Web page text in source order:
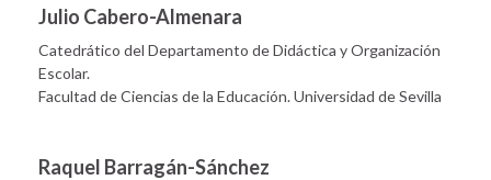
Julio Cabero-Almenara
Catedrático del Departamento de Didáctica y Organización
Escolar.
Facultad de Ciencias de la Educación. Universidad de Sevilla
Raquel Barragán-Sánchez